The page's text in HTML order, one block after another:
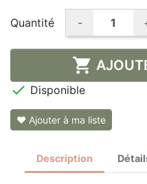
Quantité -

 Disponible
❤ Ajouter à ma liste
Description